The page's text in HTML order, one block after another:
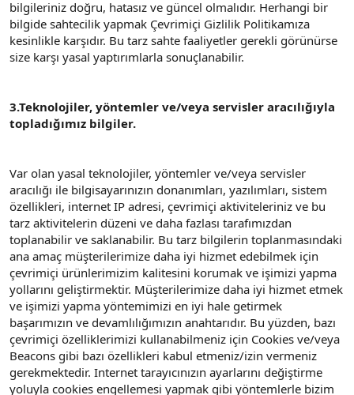
bilgileriniz doğru, hatasız ve güncel olmalıdır. Herhangi bir
bilgide sahtecilik yapmak Çevrimiçi Gizlilik Politikamıza
kesinlikle karşıdır. Bu tarz sahte faaliyetler gerekli görünürse
size karşı yasal yaptırımlarla sonuçlanabilir.
3.Teknolojiler, yöntemler ve/veya servisler aracılığıyla
topladığımız bilgiler.
Var olan yasal teknolojiler, yöntemler ve/veya servisler
aracılığı ile bilgisayarınızın donanımları, yazılımları, sistem
özellikleri, internet IP adresi, çevrimiçi aktiviteleriniz ve bu
tarz aktivitelerin düzeni ve daha fazlası tarafımızdan
toplanabilir ve saklanabilir. Bu tarz bilgilerin toplanmasındaki
ana amaç müşterilerimize daha iyi hizmet edebilmek için
çevrimiçi ürünlerimizim kalitesini korumak ve işimizi yapma
yollarını geliştirmektir. Müşterilerimize daha iyi hizmet etmek
ve işimizi yapma yöntemimizi en iyi hale getirmek
başarımızın ve devamlılığımızın anahtarıdır. Bu yüzden, bazı
çevrimiçi özelliklerimizi kullanabilmeniz için Cookies ve/veya
Beacons gibi bazı özellikleri kabul etmeniz/izin vermeniz
gerekmektedir. Internet tarayıcınızın ayarlarını değiştirme
yoluyla cookies engellemesi yapmak gibi yöntemlerle bizim